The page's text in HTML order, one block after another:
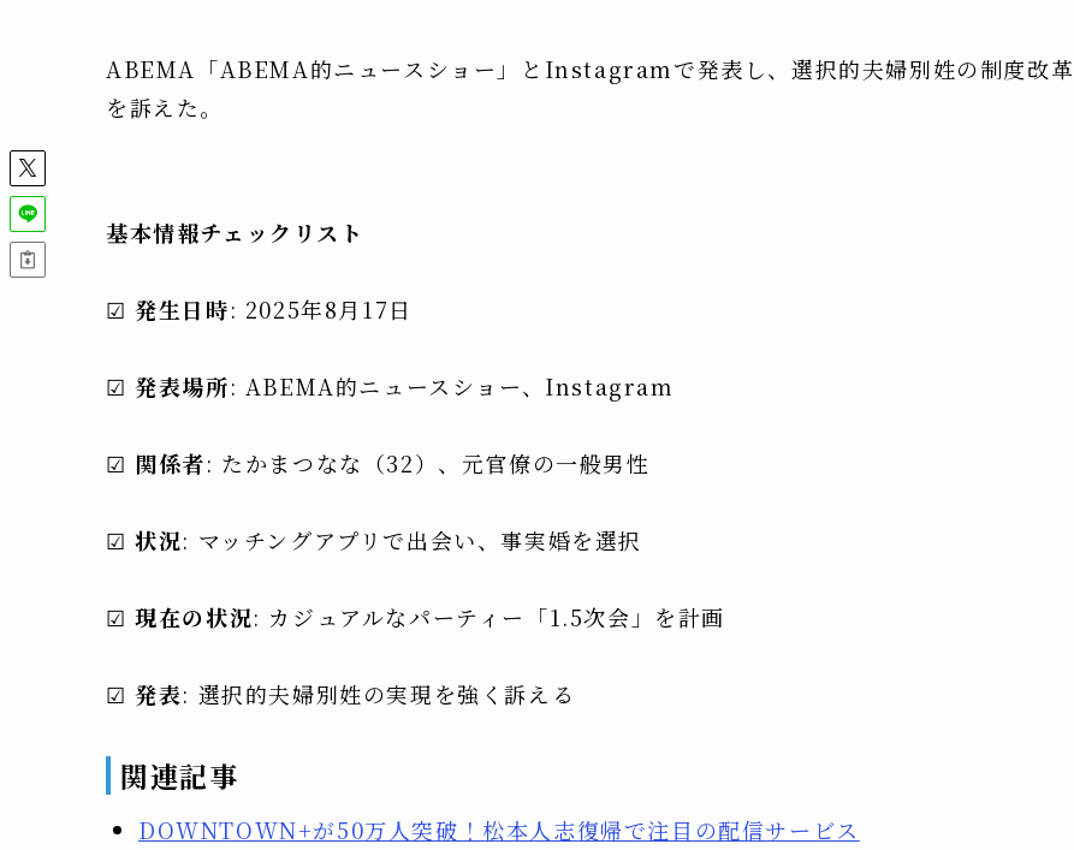
ABEMA「ABEMA的ニュースショー」とInstagramで発表し、選択的夫婦別姓の制度改革
を訴えた。
基本情報チェックリスト
☑ 発生日時: 2025年8月17日
☑ 発表場所: ABEMA的ニュースショー、Instagram
☑ 関係者: たかまつなな（32）、元官僚の一般男性
☑状況: マッチングアプリで出会い、事実婚を選択
☑現在の状況: カジュアルなパーティー「1.5次会」を計画
☑ 発表: 選択的夫婦別姓の実現を強く訴える
関連記事
DOWNTOWN+が50万人突破！松本人志復帰で注目の配信サービス